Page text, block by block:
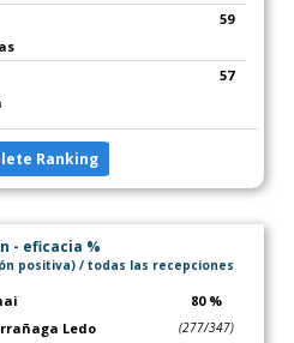
59
57
Ranking
- eficacia %
positiva) / todas las recepciones
Ledo
80 %
(277/347)